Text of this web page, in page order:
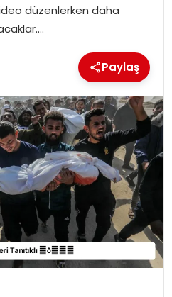
düzenlerken daha
Paylaş